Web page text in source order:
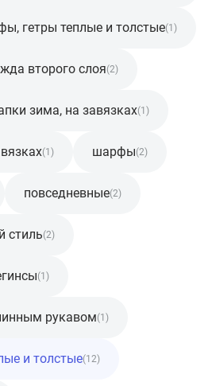
гетры теплые и толстые(1)
второго слоя(2)
зима, на завязках(1)
(1) шарфы(2)
повседневные(2)
стиль(2)
(1)
рукавом(1)
и толстые(12)